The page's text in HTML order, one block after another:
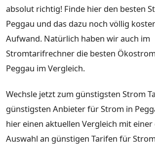
absolut richtig! Finde hier den besten
Peggau und das dazu noch völlig
Aufwand. Natürlich haben wir auch im
Stromtarifrechner die besten
Peggau im Vergleich.
Wechsle jetzt zum günstigsten Strom
günstigsten Anbieter für Strom in
hier einen aktuellen Vergleich mit
Auswahl an günstigen Tarifen für